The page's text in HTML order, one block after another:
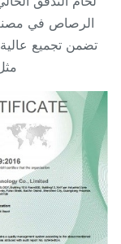
الرصاص في مصنعنا
تجميع عالية